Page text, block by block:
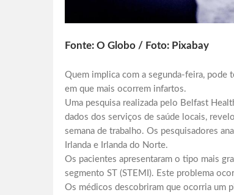
Fonte: O Globo / Foto: Pixabay
Quem implica com a segunda-feira, pode
em que mais ocorrem infartos.
Uma pesquisa realizada pelo Belfast
dados dos serviços de saúde locais,
semana de trabalho. Os pesquisadores
Irlanda e Irlanda do Norte.
Os pacientes apresentaram o tipo mais
segmento ST (STEMI). Este problema
Os médicos descobriram que ocorria um